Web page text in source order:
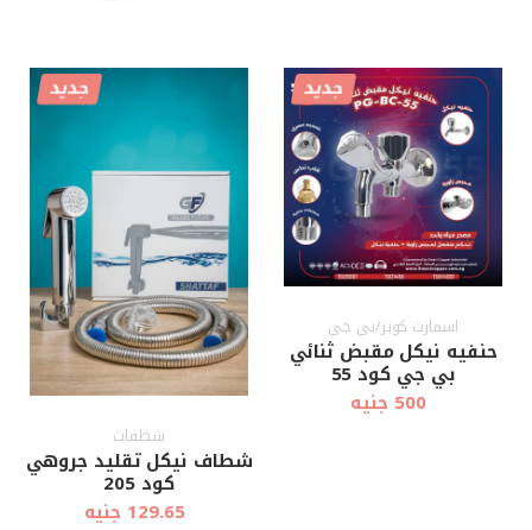
أضف إلى
العربة عرض سريع عرض سريع
جديد
اسمارت كوبر/بي جي
حنفيه نيكل مقبض ثنائي
بي جي كود 55
500 جنيه
جديد
شطفات
شطاف نيكل تقليد جروهي
كود 205
129.65 جنيه